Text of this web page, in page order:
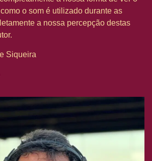
o som é utilizado durante as
a nossa percepção destas
Siqueira